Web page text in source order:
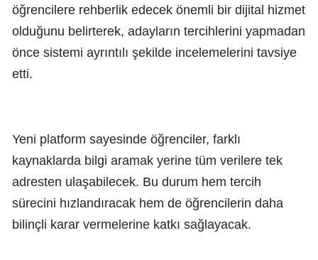
öğrencilere rehberlik edecek önemli bir dijital hizmet
olduğunu belirterek, adayların tercihlerini yapmadan
önce sistemi ayrıntılı şekilde incelemelerini tavsiye
etti.
Yeni platform sayesinde öğrenciler, farklı
kaynaklarda bilgi aramak yerine tüm verilere tek
adresten ulaşabilecek. Bu durum hem tercih
sürecini hızlandıracak hem de öğrencilerin daha
bilinçli karar vermelerine katkı sağlayacak.